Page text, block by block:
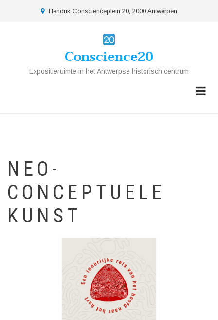
location
Hendrik Conscienceplein 20, 2000 Antwerpen
Conscience20
Expositieruimte in het Antwerpse historisch centrum
NEO-
CONCEPTUELE
KUNST